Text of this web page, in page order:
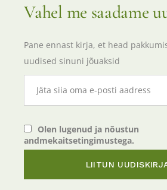
Vahel me saadame
Pane ennast kirja, et head
uudised sinuni jõuaksid
Olen lugenud ja nõustun
andmekaitsetingimustega.